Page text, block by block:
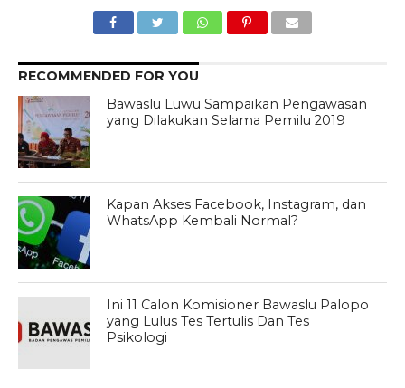
RECOMMENDED FOR YOU
Bawaslu Luwu Sampaikan Pengawasan
yang Dilakukan Selama Pemilu 2019
Kapan Akses Facebook, Instagram, dan
WhatsApp Kembali Normal?
Ini 11 Calon Komisioner Bawaslu Palopo
yang Lulus Tes Tertulis Dan Tes
Psikologi